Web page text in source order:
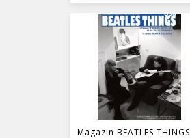
Magazin BEATLES THINGS